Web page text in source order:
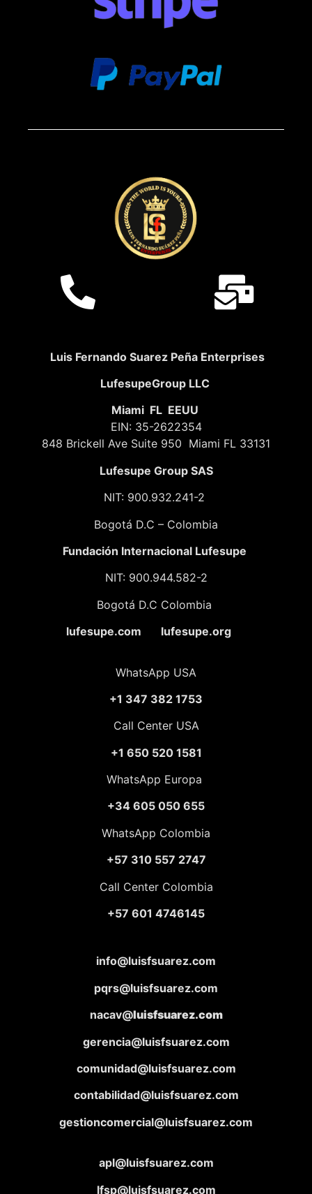
Luis Fernando Suarez Peña Enterprises
LufesupeGroup LLC
Miami FL EEUU
EIN: 35-2622354
848 Brickell Ave Suite 950 Miami FL 33131
Lufesupe Group SAS
NIT: 900.932.241-2
Bogotá D.C – Colombia
Fundación Internacional Lufesupe
NIT: 900.944.582-2
Bogotá D.C Colombia
lufesupe.com lufesupe.org
WhatsApp USA
+1 347 382 1753
Call Center USA
+1 650 520 1581
WhatsApp Europa
+34 605 050 655
WhatsApp Colombia
+57 310 557 2747
Call Center Colombia
+57 601 4746145
info@luisfsuarez.com
pqrs@luisfsuarez.com
nacav@luisfsuarez.com
gerencia@luisfsuarez.com
comunidad@luisfsuarez.com
contabilidad@luisfsuarez.com
gestioncomercial@luisfsuarez.com
apl@luisfsuarez.com
lfsp@luisfsuarez.com